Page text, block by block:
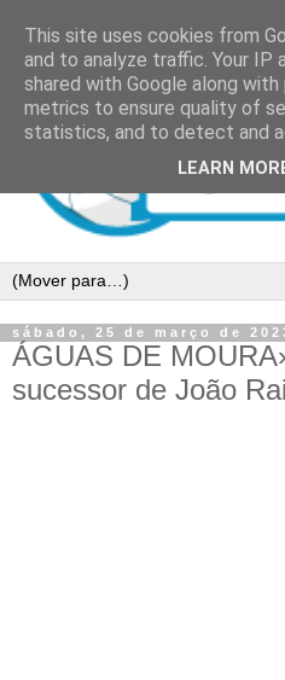
sábado, 25 de março de
ÁGUAS DE
sucessor de João
This site uses cookies from
and to analyze traffic. Your IP
shared with Google along
metrics to ensure quality of
statistics, and to detect and
LEARN